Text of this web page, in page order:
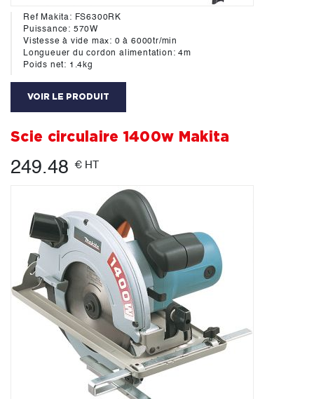
Ref Makita: FS6300RK
Puissance: 570W
Vistesse à vide max: 0 à 6000tr/min
Longueuer du cordon alimentation: 4m
Poids net: 1.4kg
VOIR LE PRODUIT
Scie circulaire 1400w Makita
249.48 € HT